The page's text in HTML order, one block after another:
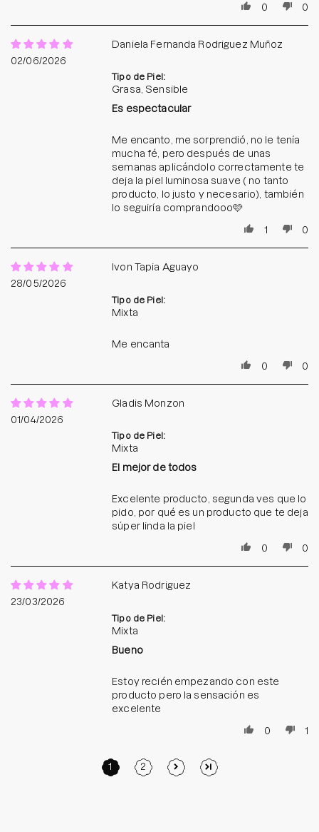
0
0
02/06/2026
Daniela Fernanda Rodriguez Muñoz
Tipo de Piel:
Grasa, Sensible
Es espectacular
Me encanto, me sorprendió, no le tenía
mucha fé, pero después de unas
semanas aplicándolo correctamente te
deja la piel luminosa suave ( no tanto
producto, lo justo y necesario), también
lo seguiría comprandooo🩷
1
0
28/05/2026
Ivon Tapia Aguayo
Tipo de Piel:
Mixta
Me encanta
0
0
01/04/2026
Gladis Monzon
Tipo de Piel:
Mixta
El mejor de todos
Excelente producto, segunda ves que lo
pido, por qué es un producto que te deja
súper linda la piel
0
0
23/03/2026
Katya Rodriguez
Tipo de Piel:
Mixta
Bueno
Estoy recién empezando con este
producto pero la sensación es
excelente
0
1
1 2